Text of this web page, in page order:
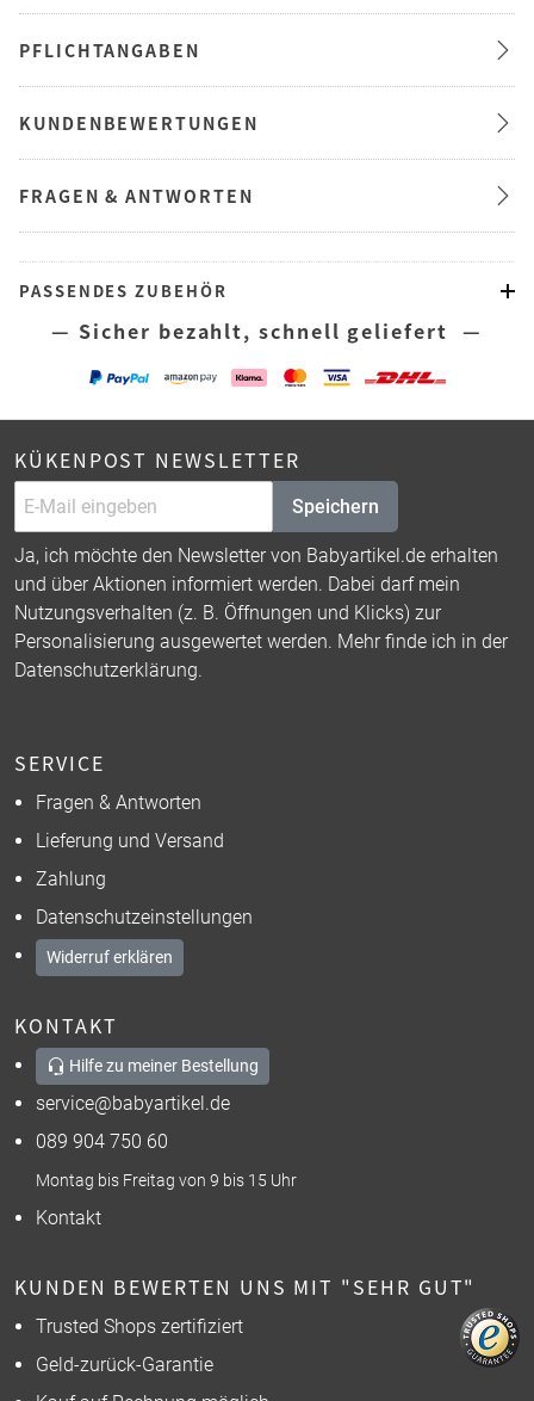
PFLICHTANGABEN
KUNDENBEWERTUNGEN
FRAGEN & ANTWORTEN
PASSENDES ZUBEHÖR
— Sicher bezahlt, schnell geliefert —
KÜKENPOST NEWSLETTER
Speichern
Ja, ich möchte den Newsletter von Babyartikel.de erhalten
und über Aktionen informiert werden. Dabei darf mein
Nutzungsverhalten (z. B. Öffnungen und Klicks) zur
Personalisierung ausgewertet werden. Mehr finde ich in der
Datenschutzerklärung.
SERVICE
Fragen & Antworten
Lieferung und Versand
Zahlung
Datenschutzeinstellungen
Widerruf erklären
KONTAKT
Hilfe zu meiner Bestellung
service@babyartikel.de
089 904 750 60
Montag bis Freitag von 9 bis 15 Uhr
Kontakt
KUNDEN BEWERTEN UNS MIT "SEHR GUT"
Trusted Shops zertifiziert
Geld-zurück-Garantie